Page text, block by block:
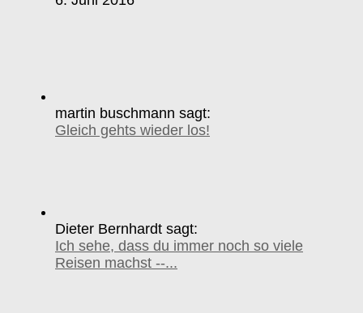
martin buschmann sagt:
Gleich gehts wieder los!
Dieter Bernhardt sagt:
Ich sehe, dass du immer noch so viele
Reisen machst --...